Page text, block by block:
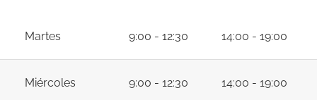
Martes 9:00 - 12:30 14:00 - 19:00
Miércoles 9:00 - 12:30 14:00 - 19:00